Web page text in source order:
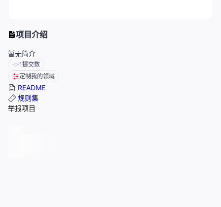
项目介绍
暂无简介
1提交数
定制我的领域
README
规则集
举报项目